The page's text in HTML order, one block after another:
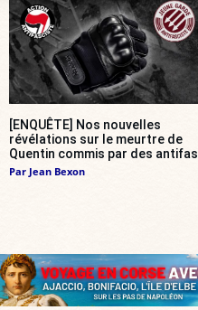
[ENQUÊTE] Nos nouvelles
révélations sur le meurtre de
Quentin commis par des antifas
Par Jean Bexon